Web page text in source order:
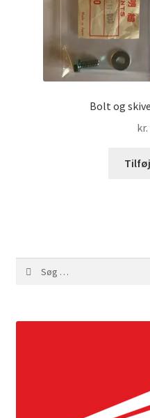
Bolt og
kr.